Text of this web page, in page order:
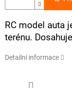
RC model auta
terénu.
Detailní informace